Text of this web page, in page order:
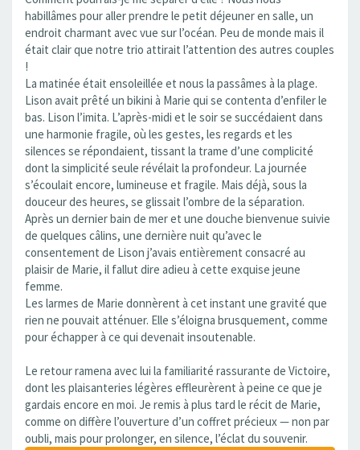
habillâmes pour aller prendre le petit déjeuner en salle, un
endroit charmant avec vue sur l’océan. Peu de monde mais il
était clair que notre trio attirait l’attention des autres couples
!
La matinée était ensoleillée et nous la passâmes à la plage.
Lison avait prêté un bikini à Marie qui se contenta d’enfiler le
bas. Lison l’imita. L’après-midi et le soir se succédaient dans
une harmonie fragile, où les gestes, les regards et les
silences se répondaient, tissant la trame d’une complicité
dont la simplicité seule révélait la profondeur. La journée
s’écoulait encore, lumineuse et fragile. Mais déjà, sous la
douceur des heures, se glissait l’ombre de la séparation.
Après un dernier bain de mer et une douche bienvenue suivie
de quelques câlins, une dernière nuit qu’avec le
consentement de Lison j’avais entièrement consacré au
plaisir de Marie, il fallut dire adieu à cette exquise jeune
femme.
Les larmes de Marie donnèrent à cet instant une gravité que
rien ne pouvait atténuer. Elle s’éloigna brusquement, comme
pour échapper à ce qui devenait insoutenable.
Le retour ramena avec lui la familiarité rassurante de Victoire,
dont les plaisanteries légères effleurèrent à peine ce que je
gardais encore en moi. Je remis à plus tard le récit de Marie,
comme on diffère l’ouverture d’un coffret précieux — non par
oubli, mais pour prolonger, en silence, l’éclat du souvenir.